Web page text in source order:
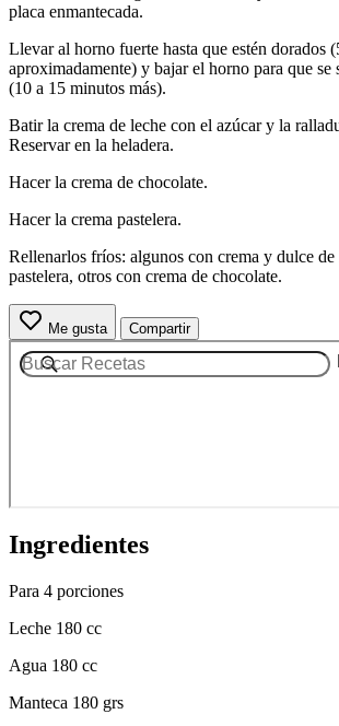
placa enmantecada.
Llevar al horno fuerte hasta que estén dorados
aproximadamente) y bajar el horno para que se
(10 a 15 minutos más).
Batir la crema de leche con el azúcar y la
Reservar en la heladera.
Hacer la crema de chocolate.
Hacer la crema pastelera.
Rellenarlos fríos: algunos con crema y dulce de
pastelera, otros con crema de chocolate.
Me gusta Compartir
Ingredientes
Para 4 porciones
Leche 180 cc
Agua 180 cc
Manteca 180 grs